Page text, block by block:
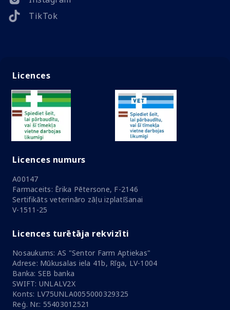
TikTok
Licences
Licences numurs
A00147
Farmaceits: Ērika Pētersone, F-2146
Sertifikāts veterināro zāļu izplatīšanai
V-1511-25
Licences turētāja rekvizīti
Nosaukums: AS "Sentor Farm Aptiekas"
Adrese: Mūkusalas iela 41b, Rīga, LV-1004
Banka: SEB banka
SWIFT: UNLALV2X
Konts: LV75UNLA0055000329325
Reģ. Nr.: 55403012521